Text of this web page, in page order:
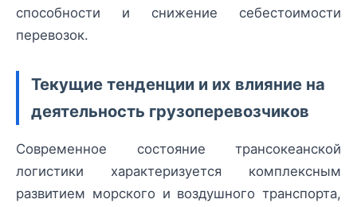
способности и снижение себестоимости
перевозок.
Текущие тенденции и их влияние на
деятельность грузоперевозчиков
Современное состояние трансокеанской
логистики характеризуется комплексным
развитием морского и воздушного транспорта,